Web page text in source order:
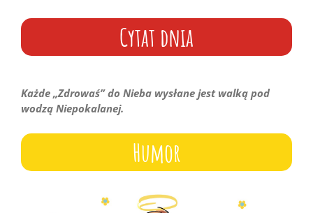
Cytat dnia
Każde „Zdrowaś” do Nieba wysłane jest walką pod
wodzą Niepokalanej.
Humor